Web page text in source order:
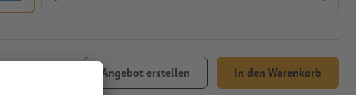
Angebot erstellen In den Warenkorb